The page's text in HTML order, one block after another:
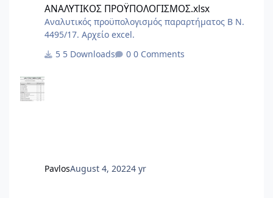
ΑΝΑΛΥΤΙΚΟΣ ΠΡΟΫΠΟΛΟΓΙΣΜΟΣ.xlsx
Αναλυτικός προϋπολογισμός παραρτήματος Β Ν.
4495/17. Αρχείο excel.
5 Downloads
0 Comments
PavlosAugust 4, 20224 yr